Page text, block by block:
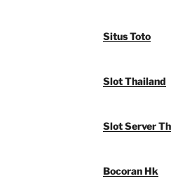
Situs Toto
Slot Thailand
Slot Server
Bocoran Hk